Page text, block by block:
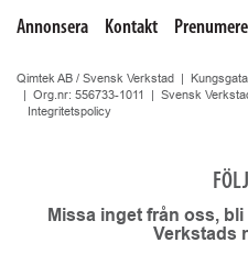
Annonsera Kontakt
Qimtek AB / Svensk Verkstad |
| Org.nr: 556733-1011 | Svensk
Integritetspolicy
Missa inget från oss,
Verkstads